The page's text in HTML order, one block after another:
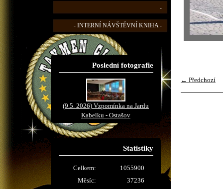
-
- INTERNÍ NÁVŠTĚVNÍ KNIHA -
Poslední fotografie
(9.5. 2026) Vzpomínka na Jardu
Kabelku - Ostašov
Statistiky
Celkem:
1055900
Měsíc:
37236
← Předchozí